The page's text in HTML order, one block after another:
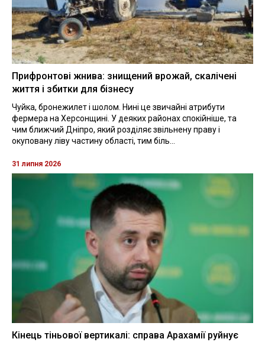
Прифронтові жнива: знищений врожай, скалічені
життя і збитки для бізнесу
Чуйка, бронежилет і шолом. Нині це звичайні атрибути
фермера на Херсонщині. У деяких районах спокійніше, та
чим ближчий Дніпро, який розділяє звільнену праву і
окуповану ліву частину області, тим біль...
31 липня 2026
Кінець тіньової вертикалі: справа Арахамії руйнує